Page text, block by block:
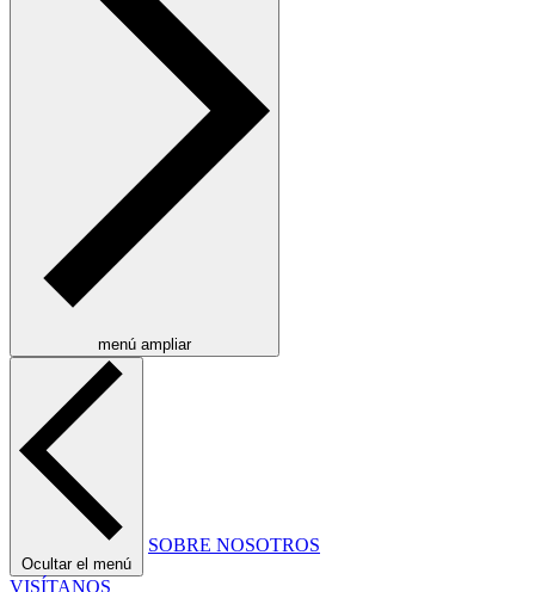
menú ampliar
Ocultar el menú
SOBRE NOSOTROS
VISÍTANOS